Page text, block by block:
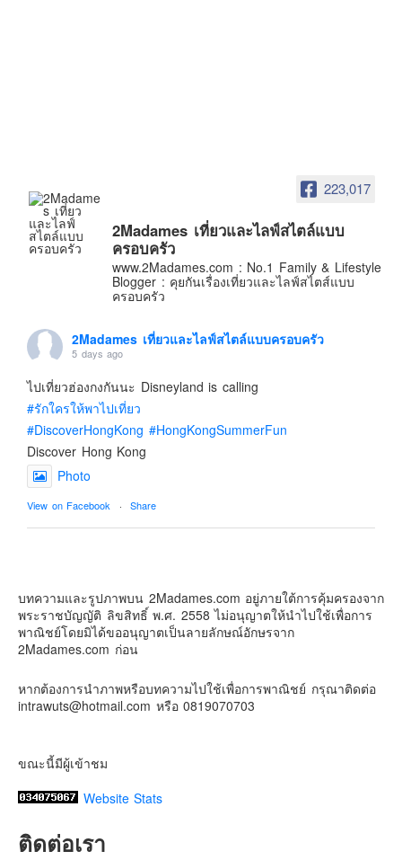
ออสเตรเลีย
นิวซีแลนด์
อเมริกา
Beauty Review
Products & Applications
Events & PR News
About Us
Contact & Support Us
223,017
2Madames เที่ยวและไลฟ์สไตล์แบบ
ครอบครัว
www.2Madames.com : No.1 Family & Lifestyle
Blogger : คุยกันเรื่องเที่ยวและไลฟ์สไตส์แบบ
ครอบครัว
2Madames เที่ยวและไลฟ์สไตล์แบบครอบครัว
5 days ago
ไปเที่ยวฮ่องกงกันนะ Disneyland is calling
#รักใครให้พาไปเที่ยว
#DiscoverHongKong #HongKongSummerFun
Discover Hong Kong
Photo
View on Facebook · Share
เตรียมไว้หนวด ถอยปืนลูกซอง
#น้องเกรซ #ลูกสาวเราเป็นสาวแล้ว
Photo
บทความและรูปภาพบน 2Madames.com อยู่ภายใต้การคุ้มครองจาก
พระราชบัญญัติ ลิขสิทธิ์ พ.ศ. 2558 ไม่อนุญาตให้นำไปใช้เพื่อการ
พาณิชย์โดยมิได้ขออนุญาตเป็นลายลักษณ์อักษรจาก
2Madames.com ก่อน
หากต้องการนำภาพหรือบทความไปใช้เพื่อการพาณิชย์ กรุณาติดต่อ
intrawuts@hotmail.com หรือ 0819070703
ขณะนี้มีผู้เข้าชม
Website Stats
ติดต่อเรา